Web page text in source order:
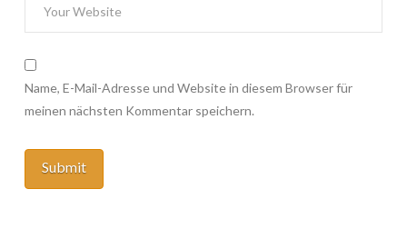
Name, E-Mail-Adresse und Website in diesem Browser für
meinen nächsten Kommentar speichern.